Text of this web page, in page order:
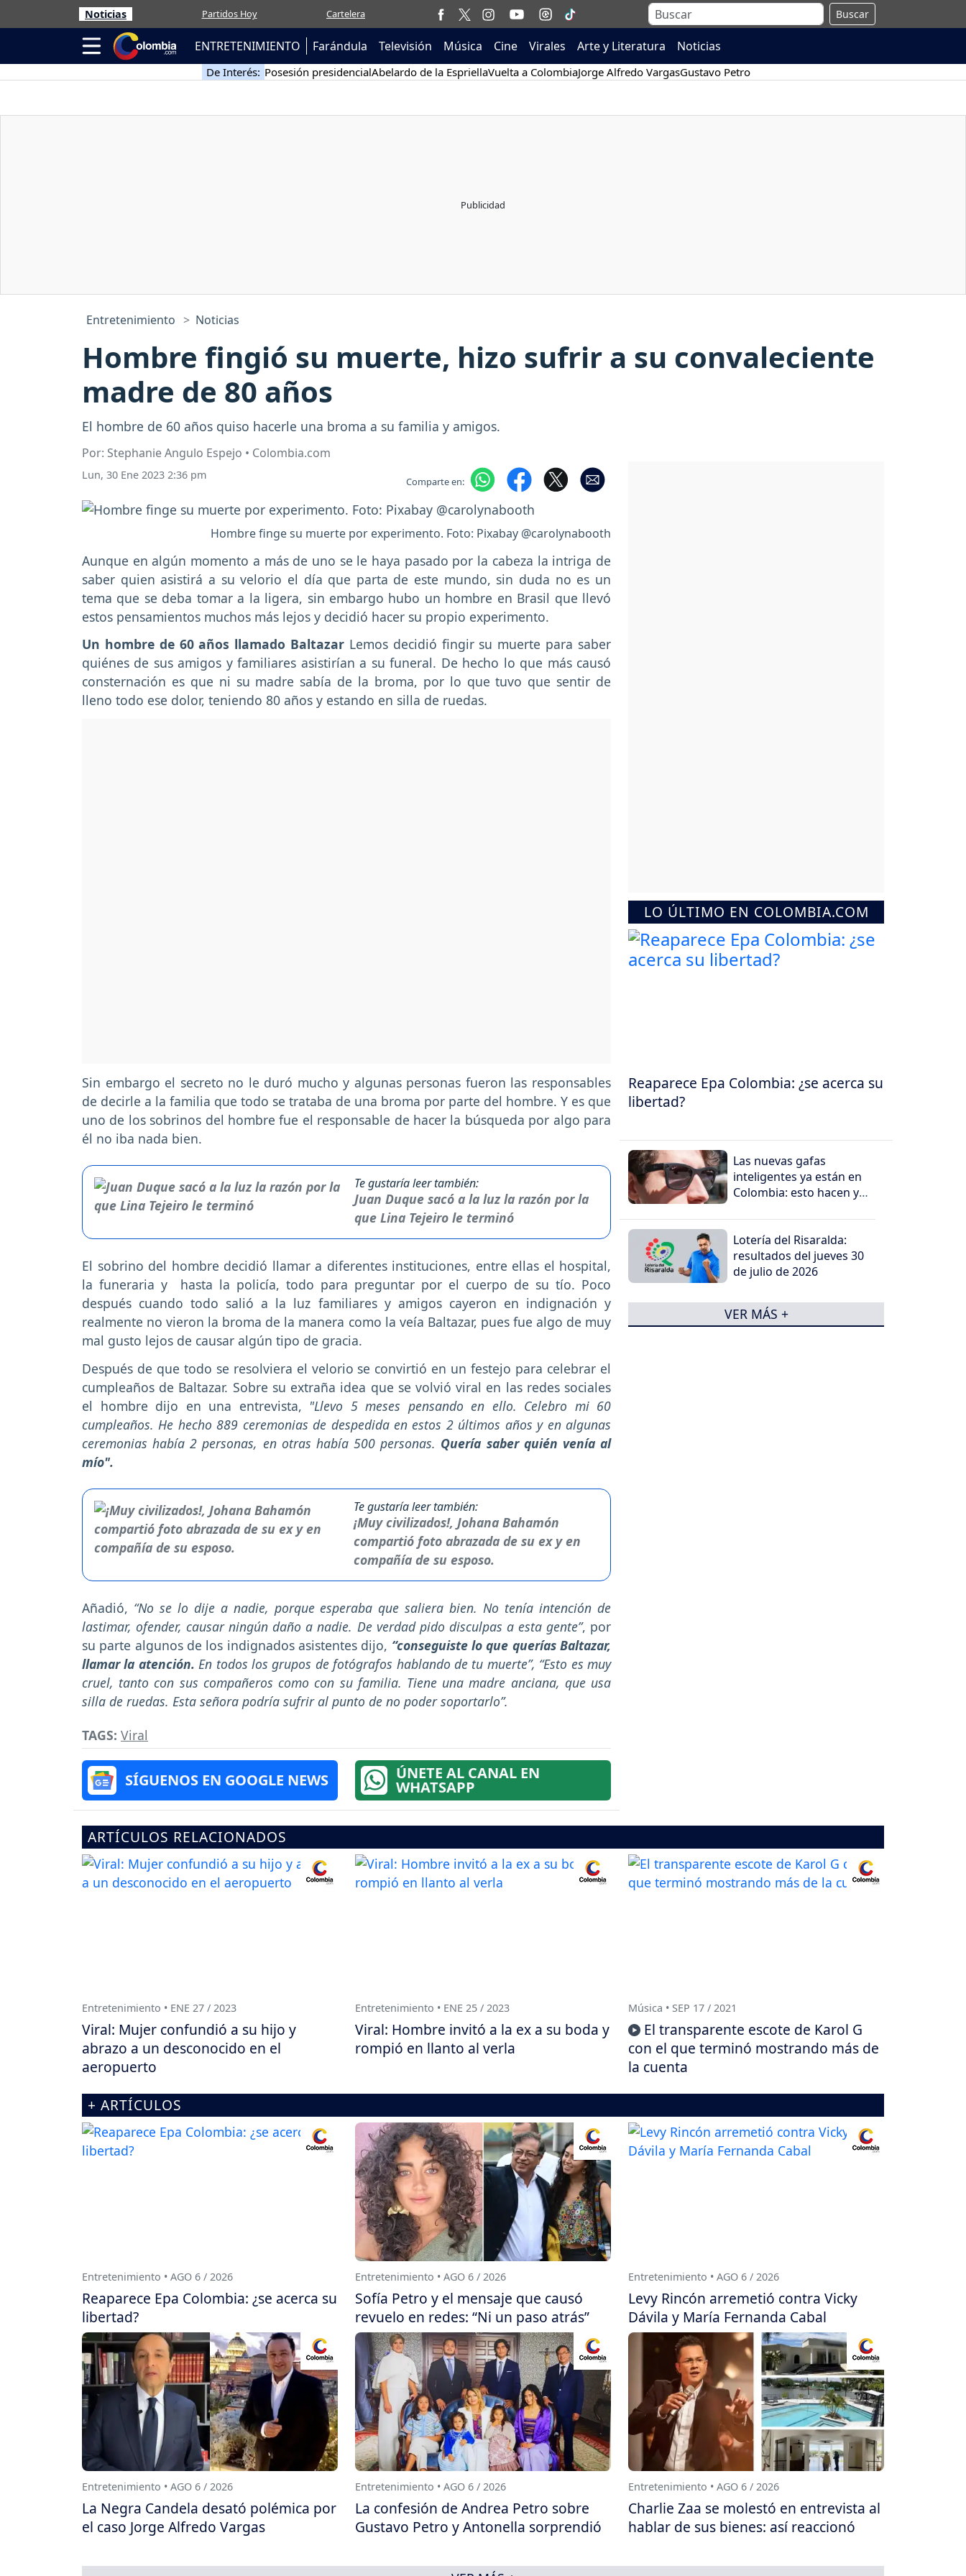
Noticias Partidos Hoy Cartelera Buscar
ENTRETENIMIENTO Farándula Televisión Música Cine Virales Arte y Literatura Noticias
De Interés: Posesión presidencialAbelardo de la EspriellaVuelta a ColombiaJorge Alfredo VargasGustavo Petro
Entretenimiento Noticias
Hombre fingió su muerte, hizo sufrir a su convaleciente
madre de 80 años
El hombre de 60 años quiso hacerle una broma a su familia y amigos.
Por: Stephanie Angulo Espejo • Colombia.com
Lun, 30 Ene 2023 2:36 pm Comparte en:
Hombre finge su muerte por experimento. Foto: Pixabay @carolynabooth
Aunque en algún momento a más de uno se le haya pasado por la cabeza la intriga de
saber quien asistirá a su velorio el día que parta de este mundo, sin duda no es un
tema que se deba tomar a la ligera, sin embargo hubo un hombre en Brasil que llevó
estos pensamientos muchos más lejos y decidió hacer su propio experimento.
Un hombre de 60 años llamado Baltazar Lemos decidió fingir su muerte para saber
quiénes de sus amigos y familiares asistirían a su funeral. De hecho lo que más causó
consternación es que ni su madre sabía de la broma, por lo que tuvo que sentir de
lleno todo ese dolor, teniendo 80 años y estando en silla de ruedas.
Sin embargo el secreto no le duró mucho y algunas personas fueron las responsables
de decirle a la familia que todo se trataba de una broma por parte del hombre. Y es que
uno de los sobrinos del hombre fue el responsable de hacer la búsqueda por algo para
él no iba nada bien.
Te gustaría leer también:
Juan Duque sacó a la luz la razón por la
que Lina Tejeiro le terminó
El sobrino del hombre decidió llamar a diferentes instituciones, entre ellas el hospital,
la funeraria y hasta la policía, todo para preguntar por el cuerpo de su tío. Poco
después cuando todo salió a la luz familiares y amigos cayeron en indignación y
realmente no vieron la broma de la manera como la veía Baltazar, pues fue algo de muy
mal gusto lejos de causar algún tipo de gracia.
Después de que todo se resolviera el velorio se convirtió en un festejo para celebrar el
cumpleaños de Baltazar. Sobre su extraña idea que se volvió viral en las redes sociales
el hombre dijo en una entrevista, "Llevo 5 meses pensando en ello. Celebro mi 60
cumpleaños. He hecho 889 ceremonias de despedida en estos 2 últimos años y en algunas
ceremonias había 2 personas, en otras había 500 personas. Quería saber quién venía al
mío".
Te gustaría leer también:
¡Muy civilizados!, Johana Bahamón
compartió foto abrazada de su ex y en
compañía de su esposo.
Añadió, “No se lo dije a nadie, porque esperaba que saliera bien. No tenía intención de
lastimar, ofender, causar ningún daño a nadie. De verdad pido disculpas a esta gente”, por
su parte algunos de los indignados asistentes dijo, “conseguiste lo que querías Baltazar,
llamar la atención. En todos los grupos de fotógrafos hablando de tu muerte”, “Esto es muy
cruel, tanto con sus compañeros como con su familia. Tiene una madre anciana, que usa
silla de ruedas. Esta señora podría sufrir al punto de no poder soportarlo”.
TAGS: Viral
SÍGUENOS EN GOOGLE NEWS ÚNETE AL CANAL EN
WHATSAPP
LO ÚLTIMO EN COLOMBIA.COM
Reaparece Epa Colombia: ¿se acerca su
libertad?
Las nuevas gafas
inteligentes ya están en
Colombia: esto hacen y
preocupación
Lotería del Risaralda:
resultados del jueves 30
de julio de 2026
VER MÁS +
ARTÍCULOS RELACIONADOS
Entretenimiento • ENE 27 / 2023
Viral: Mujer confundió a su hijo y
abrazo a un desconocido en el
aeropuerto
Entretenimiento • ENE 25 / 2023
Viral: Hombre invitó a la ex a su boda y
rompió en llanto al verla
Música • SEP 17 / 2021
El transparente escote de Karol G
con el que terminó mostrando más de
la cuenta
+ ARTÍCULOS
Entretenimiento • AGO 6 / 2026
Reaparece Epa Colombia: ¿se acerca su
libertad?
Entretenimiento • AGO 6 / 2026
Sofía Petro y el mensaje que causó
revuelo en redes: “Ni un paso atrás”
Entretenimiento • AGO 6 / 2026
Levy Rincón arremetió contra Vicky
Dávila y María Fernanda Cabal
Entretenimiento • AGO 6 / 2026
La Negra Candela desató polémica por
el caso Jorge Alfredo Vargas
Entretenimiento • AGO 6 / 2026
La confesión de Andrea Petro sobre
Gustavo Petro y Antonella sorprendió
Entretenimiento • AGO 6 / 2026
Charlie Zaa se molestó en entrevista al
hablar de sus bienes: así reaccionó